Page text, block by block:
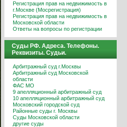
Регистрация прав на недвижимость в
г.Москве (Мосрегистрация)
Регистрация прав на недвижимость в
Московской области
Ответы на вопросы по регистрации
Суды РФ. Адреса. Телефоны.
Реквизиты. Судьи.
Арбитражный суд г.Москвы
Арбитражный суд Московской
области
ФАС МО
9 апелляционный арбитражный суд
10 апелляционный арбитражный суд
Московский городской суд
Районные суды г. Москвы
Суды Московской области
другие суды